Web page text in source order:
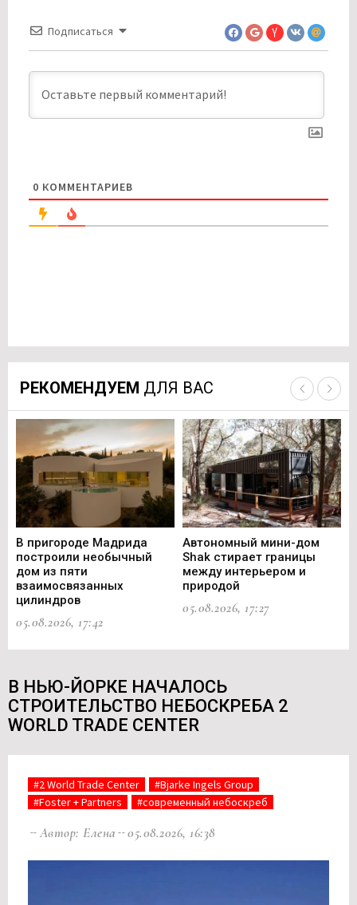
Подписаться
0 КОММЕНТАРИЕВ
РЕКОМЕНДУЕМ ДЛЯ ВАС
В пригороде Мадрида
построили необычный
дом из пяти
взаимосвязанных
цилиндров
05.08.2026, 17:42
Автономный мини-дом
Shak стирает границы
между интерьером и
природой
05.08.2026, 17:27
В НЬЮ-ЙОРКЕ НАЧАЛОСЬ
СТРОИТЕЛЬСТВО НЕБОСКРЕБА 2
WORLD TRADE CENTER
#2 World Trade Center
#Bjarke Ingels Group
#Foster + Partners
#современный небоскреб
Автор: Елена 05.08.2026, 16:38